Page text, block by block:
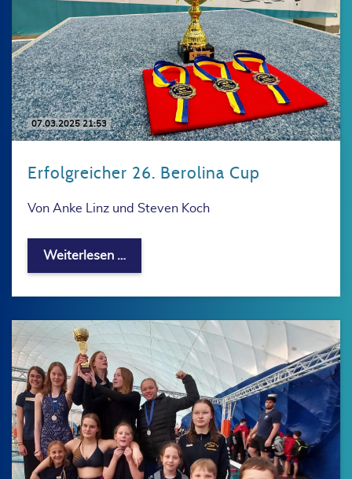
07.03.2025 21:53
Erfolgreicher 26. Berolina Cup
Von Anke Linz und Steven Koch
Weiterlesen …